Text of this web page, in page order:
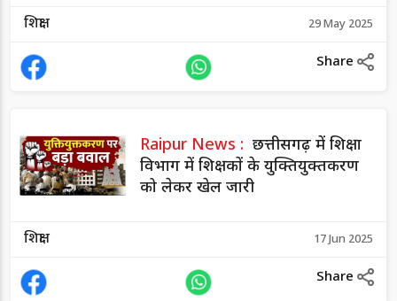
शिक्षा 29 May 2025
Share
Raipur News : छत्तीसगढ़ में शिक्षा
विभाग में शिक्षकों के युक्तियुक्तकरण
को लेकर खेल जारी
शिक्षा 17 Jun 2025
Share